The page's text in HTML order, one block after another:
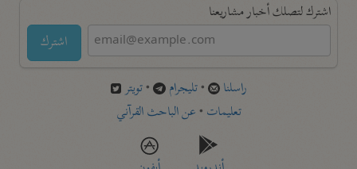
اشترك لتصلك أخبار مشاريعنا
اشترك
راسلنا •تليجرام •تويتر
تعليمات •عن الباحث القرآني